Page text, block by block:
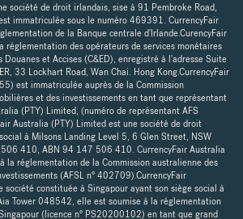
société de droit irlandais, sise à 91 Pembroke Road,
immatriculée sous le numéro 469391. CurrencyFair
de la Banque centrale d'Irlande.CurencyFair
réglementation des opérateurs de services monétaires
et Accises (C&ED), enregistré à l'adresse Suite
33 Lockhart Road, Wan Chai. Hong Kong.CurrencyFair
est immatriculée auprès de la Commission
et des investissements en tant que représentant
(PTY) Limited, (numéro de représentant AFS
Australia (PTY) Limited est une société de droit
à Milsons Landing Level 5, 6 Glen Street, NSW
410, ABN 94 147 506 410. CurrencyFair Australia
la réglementation de la Commission australienne des
(AFSL n° 402709).CurrencyFair
société constituée à Singapour ayant son siège social à
Tower 048542, elle est soumise à la réglementation
(licence n° PS20200102) en tant que grand